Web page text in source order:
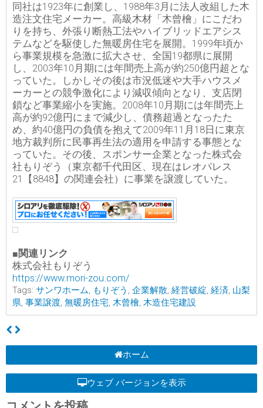
同社は1923年に創業し、1988年3月に法人改組した木
造注文住宅メーカー。高級木材「木曾檜」にこだわ
りを持ち、外張り断熱工法やハイブリッドエアシス
テムなどを駆使した無暖房住宅を展開。1999年頃か
ら事業規模を急激に拡大させ、全国19都県に展開
し、2003年10月期には年間売上高が約250億円超とな
っていた。しかしその後は市況低迷や大手ハウスメ
ーカーとの競争激化により減収傾向となり、支店閉
鎖など事業縮小を実施。2008年10月期には年間売上
高が約92億円にまで減少し、債務超過となったた
め、約40億円の負債を抱えて2009年11月18日に東京
地方裁判所に民事再生法の適用を申請する事態とな
っていた。その後、スポンサー企業となった株式会
社もりぞう（東京都千代田区、現在はレオパレス
21【8848】の関連会社）に事業を譲渡していた。
■関連リンク
株式会社もりぞう
https://www.mori-zou.com/
Tags: サンワホーム, もりぞう , 企業解散, 経営破綻, 経済, 山梨
県, 事業譲渡, 無暖房住宅, 木曾檜, 木造住宅建設
ホーム
ウェブ バージョンを表示